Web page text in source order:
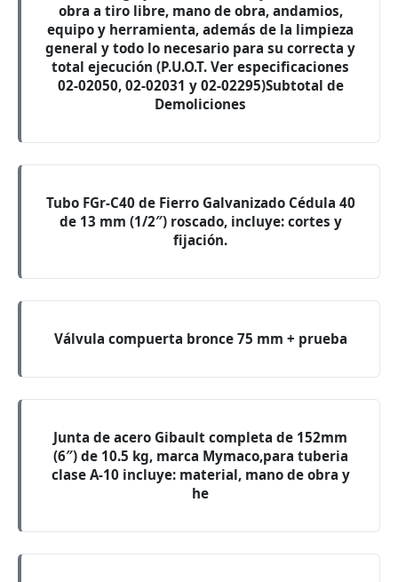
obra a tiro libre, mano de obra, andamios,
equipo y herramienta, además de la limpieza
general y todo lo necesario para su correcta y
total ejecución (P.U.O.T. Ver especificaciones
02-02050, 02-02031 y 02-02295)Subtotal de
Demoliciones
Tubo FGr-C40 de Fierro Galvanizado Cédula 40
de 13 mm (1/2″) roscado, incluye: cortes y
fijación.
Válvula compuerta bronce 75 mm + prueba
Junta de acero Gibault completa de 152mm
(6″) de 10.5 kg, marca Mymaco,para tuberia
clase A-10 incluye: material, mano de obra y
he